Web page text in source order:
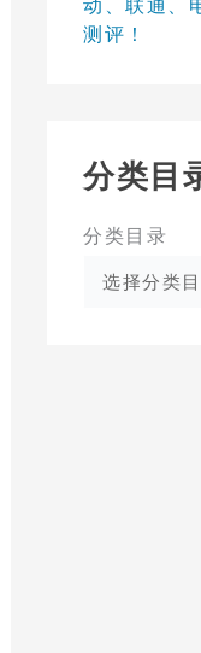
测评！
分类目
分类目录